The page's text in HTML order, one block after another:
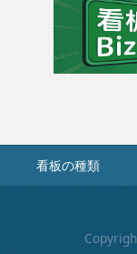
看板の種類